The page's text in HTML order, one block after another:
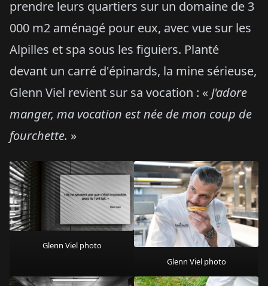
prendre leurs quartiers sur un domaine de 3
000 m2 aménagé pour eux, avec vue sur les
Alpilles et spa sous les figuiers. Planté
devant un carré d'épinards, la mine sérieuse,
Glenn Viel revient sur sa vocation : « J'adore
manger, ma vocation est née de mon coup de
fourchette. »
Glenn Viel photo
Glenn Viel photo